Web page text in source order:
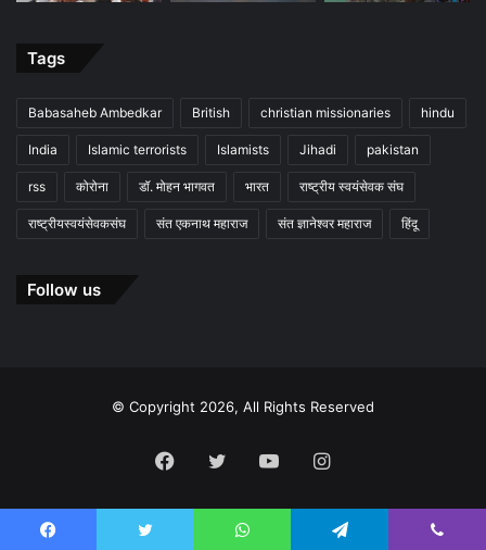
Tags
Babasaheb Ambedkar British christian missionaries hindu
India Islamic terrorists Islamists Jihadi pakistan
rss कोरोना डॉ. मोहन भागवत भारत राष्ट्रीय स्वयंसेवक संघ
राष्ट्रीयस्वयंसेवकसंघ संत एकनाथ महाराज संत ज्ञानेश्वर महाराज हिंदू
Follow us
© Copyright 2026, All Rights Reserved
Facebook
TwitterYouTubeInstagram